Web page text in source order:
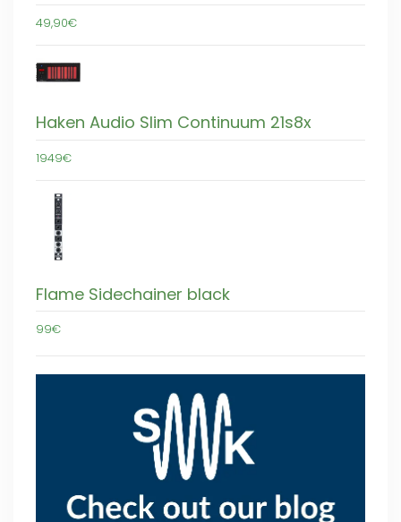
49,90€
Haken Audio Slim Continuum 21s8x
1949€
Flame Sidechainer black
99€